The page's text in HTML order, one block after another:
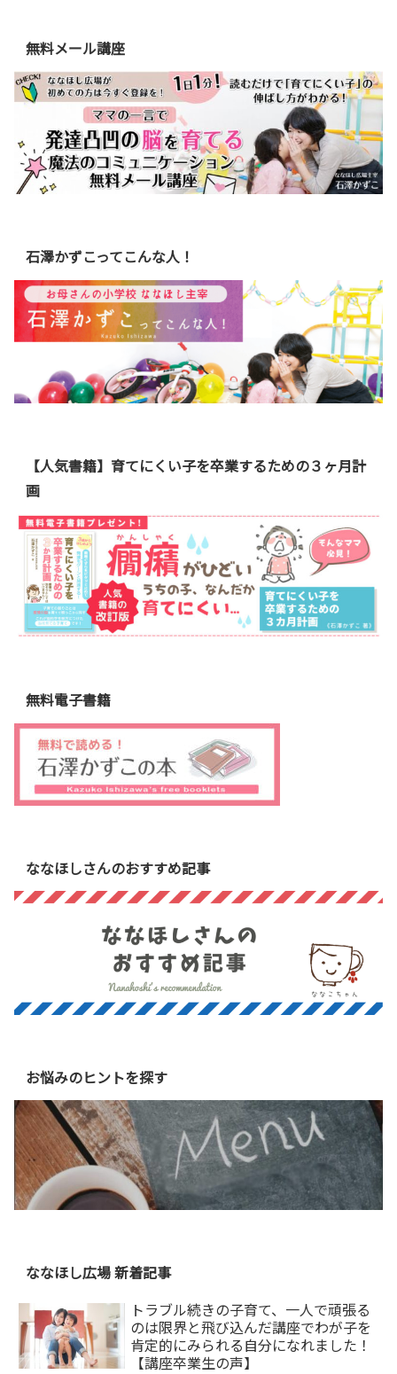
無料メール講座
石澤かずこってこんな人！
【人気書籍】育てにくい子を卒業するための３ヶ月計
画
無料電子書籍
ななほしさんのおすすめ記事
お悩みのヒントを探す
ななほし広場 新着記事
トラブル続きの子育て、一人で頑張る
のは限界と飛び込んだ講座でわが子を
肯定的にみられる自分になれました！
【講座卒業生の声】